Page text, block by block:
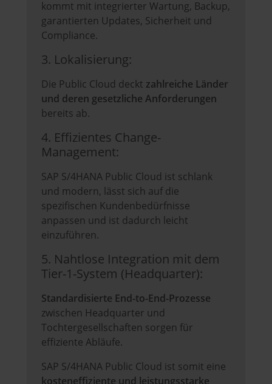
kommt mit integrierter Wartung, Backup,
garantierten Updates, Sicherheit und
Compliance.
3. Lokalisierung:
Die Public Cloud deckt zahlreiche Länder
und deren gesetzliche Anforderungen
bereits ab.
4. Effizientes Change-
Management:
SAP S/4HANA Public Cloud ist schlank
und modern, lässt sich auf die
spezifischen Kundenbedürfnisse
anpassen und ist dadurch leicht
einzuführen.
5. Nahtlose Integration mit dem
Tier-1-System (Headquarter):
Standardisierte End-to-End-Prozesse
zwischen Headquarter und
Tochtergesellschaften sorgen für
effiziente Abläufe.
SAP S/4HANA Public Cloud ist somit eine
kosteneffiziente und leistungsstarke